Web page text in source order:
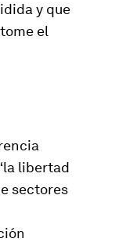
y que
el
libertad
sectores